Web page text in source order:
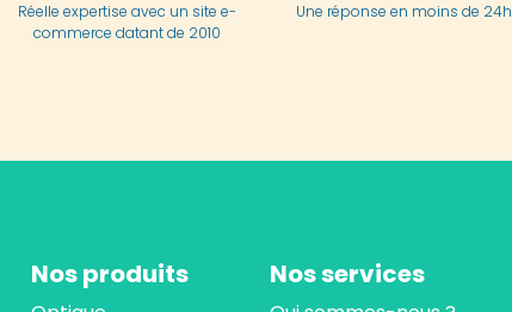
Réelle expertise avec un site e-
commerce datant de 2010
Une réponse en moins de 24h
Nos produits Nos services